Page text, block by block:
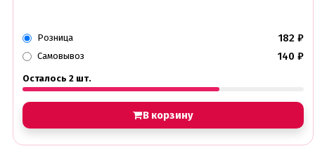
Розница 182 ₽
Самовывоз 140 ₽
Осталось 2 шт.
В корзину